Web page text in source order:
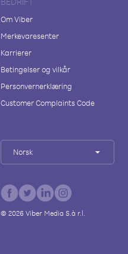
Om Viber
Merkevaresenter
Karrierer
Betingelser og vilkår
Personvernerklæring
Customer Complaints Code
Norsk
© 2026Viber Media S.à r.l.